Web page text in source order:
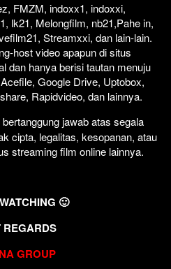
FMZM, indoxx1, indoxxi,
lk21, Melongfilm, nb21,Pahe in,
Streamxxi, dan lain-lain.
host video apapun di situs
dan hanya berisi tautan menuju
Google Drive, Uptobox,
Rapidvideo, dan lainnya.
jawab atas segala
cipta, legalitas, kesopanan, atau
streaming film online lainnya.
🙂
REGARDS
GROUP